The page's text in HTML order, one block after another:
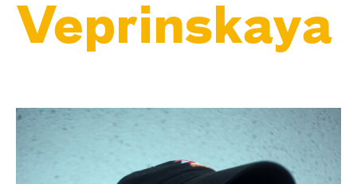
Veprinskaya